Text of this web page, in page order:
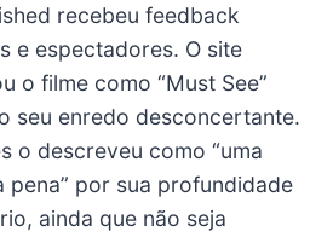
recebeu feedback
e espectadores. O site
o filme como “Must See”
enredo desconcertante.
o descreveu como “uma
pena” por sua profundidade
ainda que não seja